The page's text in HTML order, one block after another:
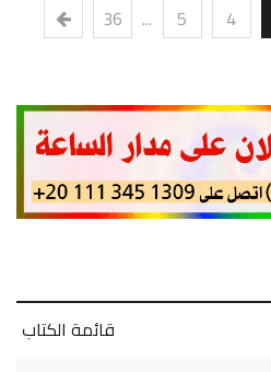
4
5
...
36
قائمة الكتاب